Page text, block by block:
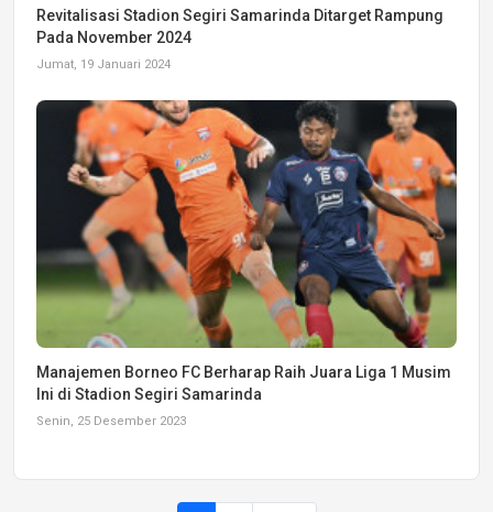
Revitalisasi Stadion Segiri Samarinda Ditarget Rampung
Pada November 2024
Jumat, 19 Januari 2024
Manajemen Borneo FC Berharap Raih Juara Liga 1 Musim
Ini di Stadion Segiri Samarinda
Senin, 25 Desember 2023